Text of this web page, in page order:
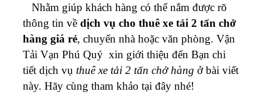
Nhằm giúp khách hàng có thể nắm được rõ
thông tin về dịch vụ cho thuê xe tải 2 tấn chở
hàng giá rẻ, chuyển nhà hoặc văn phòng. Vận
Tải Vạn Phú Quý xin giới thiệu đến Bạn chi
tiết dịch vụ thuê xe tải 2 tấn chở hàng ở bài viết
này. Hãy cùng tham khảo tại đây nhé!